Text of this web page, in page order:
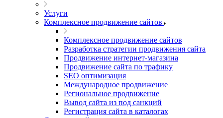
Услуги
Комплексное продвижение сайтов
Комплексное продвижение сайтов
Разработка стратегии продвижения сайта
Продвижение интернет-магазина
Продвижение сайта по трафику
SEO оптимизация
Международное продвижение
Региональное продвижение
Вывод сайта из под санкций
Регистрация сайта в каталогах